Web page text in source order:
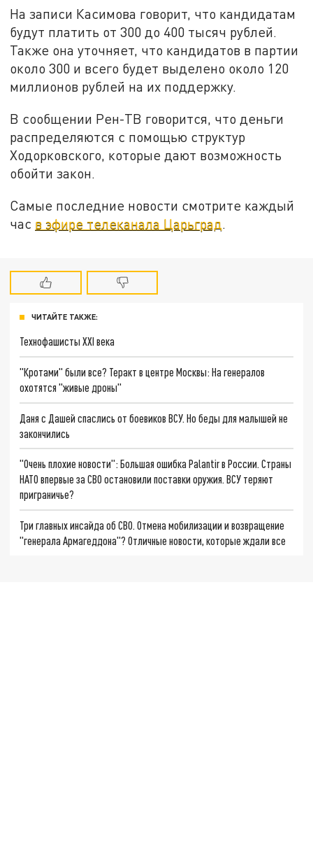
На записи Касимова говорит, что кандидатам
будут платить от 300 до 400 тысяч рублей.
Также она уточняет, что кандидатов в партии
около 300 и всего будет выделено около 120
миллионов рублей на их поддержку.
В сообщении Рен-ТВ говорится, что деньги
распределяются с помощью структур
Ходорковского, которые дают возможность
обойти закон.
Самые последние новости смотрите каждый
час в эфире телеканала Царьград
ЧИТАЙТЕ ТАКЖЕ:
Технофашисты XXI века
"Кротами" были все? Теракт в центре Москвы: На генералов
охотятся "живые дроны"
Даня с Дашей спаслись от боевиков ВСУ. Но беды для малышей не
закончились
"Очень плохие новости": Большая ошибка Palantir в России. Страны
НАТО впервые за СВО остановили поставки оружия. ВСУ теряют
приграничье?
Три главных инсайда об СВО. Отмена мобилизации и возвращение
"генерала Армагеддона"? Отличные новости, которые ждали все